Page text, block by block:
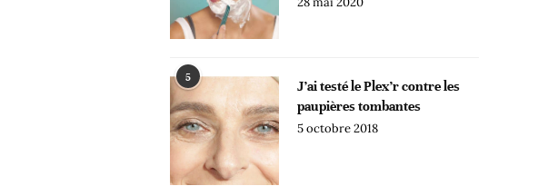
5
J’ai testé le Plex’r contre les
paupières tombantes
5 octobre 2018